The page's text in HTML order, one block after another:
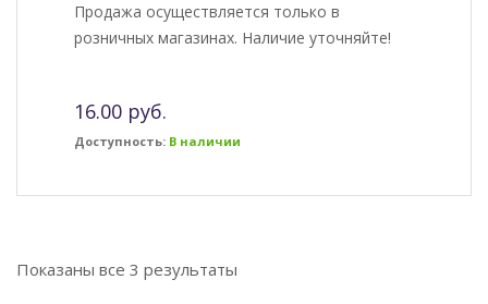
Продажа осуществляется только в
розничных магазинах. Наличие уточняйте!
16.00 руб.
Доступность: В наличии
Показаны все 3 результаты